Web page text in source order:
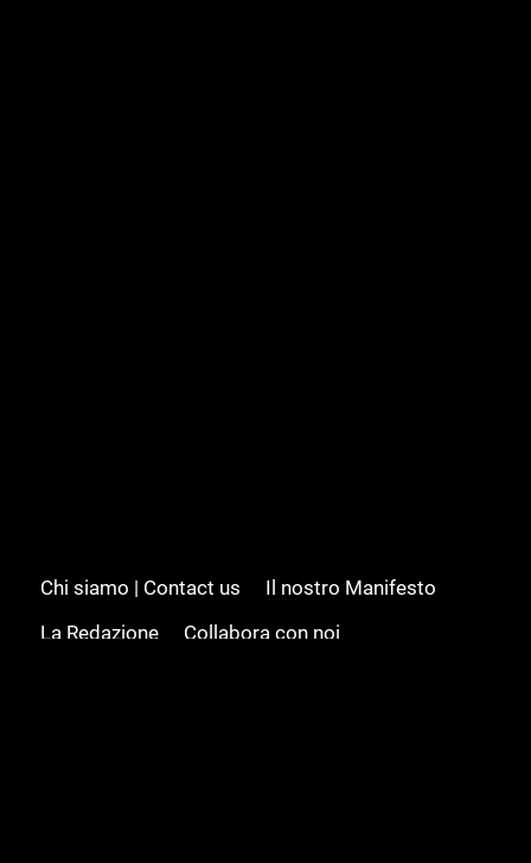
Chi siamo | Contact us
Il nostro Manifesto
La Redazione
Collabora con noi